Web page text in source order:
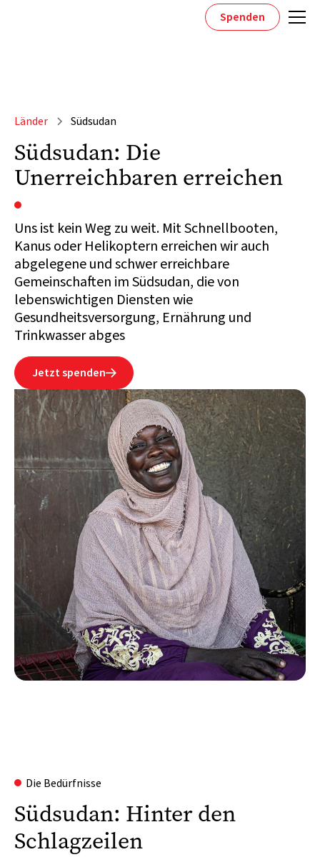
Spenden
Länder Südsudan
Südsudan: Die
Unerreichbaren erreichen
Uns ist kein Weg zu weit. Mit Schnellbooten,
Kanus oder Helikoptern erreichen wir auch
abgelegene und schwer erreichbare
Gemeinschaften im Südsudan, die von
lebenswichtigen Diensten wie
Gesundheitsversorgung, Ernährung und
Trinkwasser abges
Jetzt spenden
Die Bedürfnisse
Südsudan: Hinter den
Schlagzeilen